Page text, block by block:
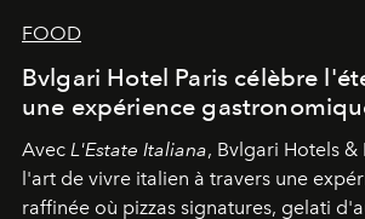
FOOD
Bvlgari Hotel Paris célèbre
une expérience
Avec L'Estate Italiana, Bvlgari Hotels &
l'art de vivre italien à travers une
raffinée où pizzas signatures, gelati